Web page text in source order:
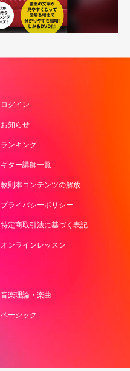
ログイン
お知らせ
ランキング
ギター講師一覧
教則本コンテンツの解放
プライバシーポリシー
特定商取引法に基づく表記
オンラインレッスン
音楽理論・楽曲
ベーシック